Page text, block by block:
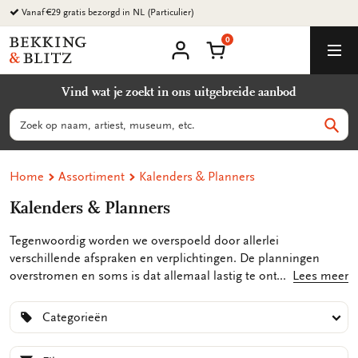
Ga
naar
content
Vanaf €29 gratis bezorgd in NL (Particulier)
Bekking
&
B.V.
account
Winkelmand
0
Vind wat je zoekt in ons uitgebreide aanbod
Zoeken
Home Assortiment Kalenders & Planners
Kalenders & Planners
Tegenwoordig worden we overspoeld door allerlei
verschillende afspraken en verplichtingen. De planningen
overstromen en soms is dat allemaal lastig te onthouden.
gaan veel van onze handelingen digitaal. Papieren kalenders
en planners zorgen ervoor dat je de afspraken zelf al beter
onthoudt. Opschrijven betekent namelijk onthouden!
Lees meer
Categorieën